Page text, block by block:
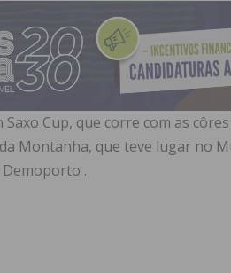
Cup, que corre com as
Montanha, que teve lugar no
.